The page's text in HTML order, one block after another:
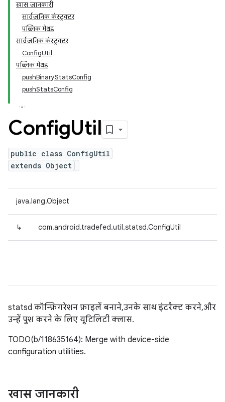
खास जानकारी
सार्वजनिक कंस्ट्रक्टर
पब्लिक मेथड
सार्वजनिक कंस्ट्रक्टर
ConfigUtil
पब्लिक मेथड
pushBinaryStatsConfig
pushStatsConfig
ConfigUtil
public class ConfigUtil
extends Object
java.lang.Object
↳ com.android.tradefed.util.statsd.ConfigUtil
statsd कॉन्फ़िगरेशन फ़ाइलें बनाने, उनके साथ इंटरैक्ट करने, और
उन्हें पुश करने के लिए यूटिलिटी क्लास.
TODO(b/118635164): Merge with device-side
configuration utilities.
खास जानकारी